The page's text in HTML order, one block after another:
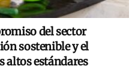
del sector
sostenible y el
altos estándares